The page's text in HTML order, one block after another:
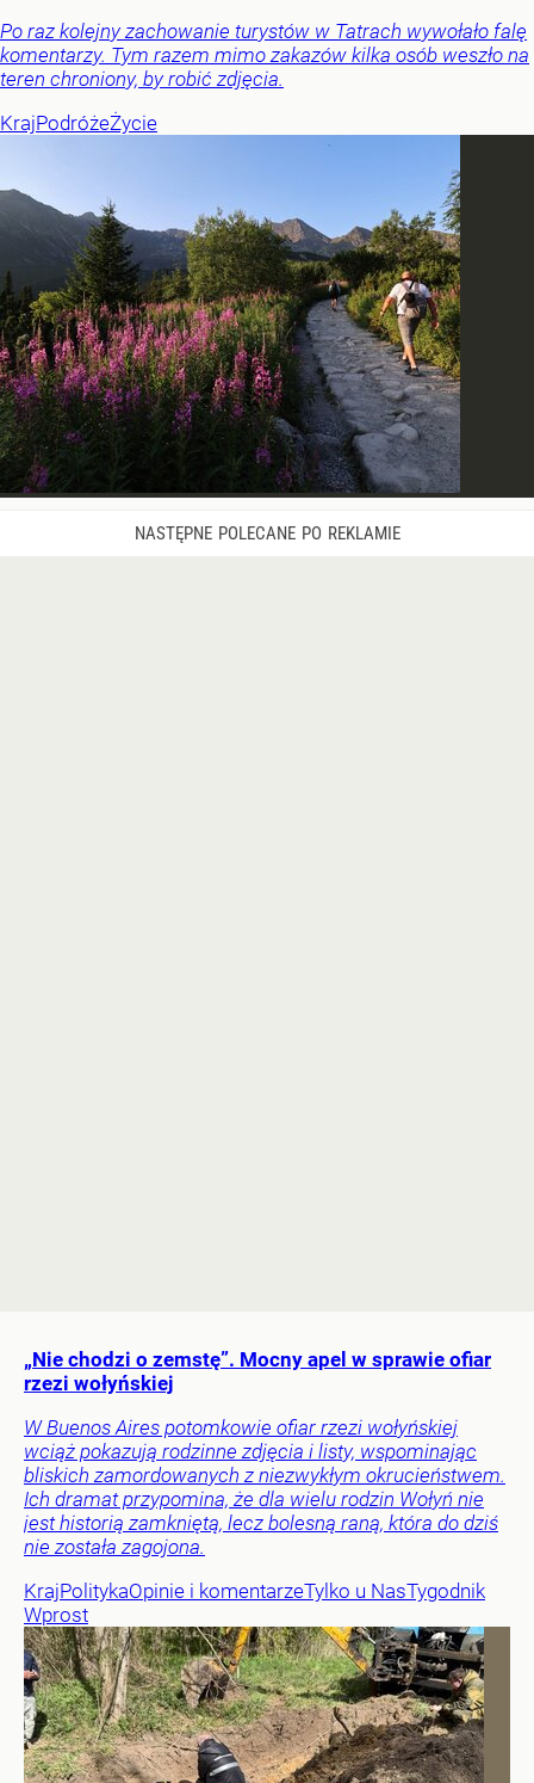
Po raz kolejny zachowanie turystów w Tatrach wywołało falę
komentarzy. Tym razem mimo zakazów kilka osób weszło na
teren chroniony, by robić zdjęcia.
KrajPodróżeŻycie
„Nie chodzi o zemstę”. Mocny apel w sprawie ofiar
rzezi wołyńskiej
W Buenos Aires potomkowie ofiar rzezi wołyńskiej
wciąż pokazują rodzinne zdjęcia i listy, wspominając
bliskich zamordowanych z niezwykłym okrucieństwem.
Ich dramat przypomina, że dla wielu rodzin Wołyń nie
jest historią zamkniętą, lecz bolesną raną, która do dziś
nie została zagojona.
KrajPolitykaOpinie i komentarzeTylko u NasTygodnik
Wprost